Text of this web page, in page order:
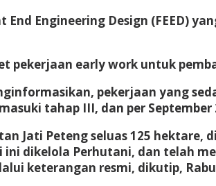
Engineering Design (FEED)
pekerjaan early work untuk
pekerjaan yang
tahap III, dan per
Jati Peteng seluas 125
dikelola Perhutani, dan telah
keterangan resmi, dikutip,